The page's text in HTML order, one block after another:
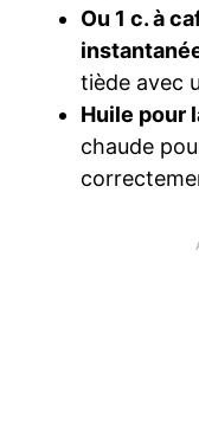
Ou 1 c. à
tiède avec
Huile pour
chaude